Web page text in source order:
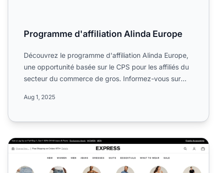
Programme d'affiliation Alinda Europe
Découvrez le programme d'affiliation Alinda Europe,
une opportunité basée sur le CPS pour les affiliés du
secteur du commerce de gros. Informez-vous sur
Aug 1, 2025
Programme d'affiliation Express